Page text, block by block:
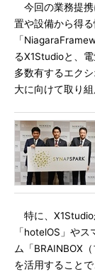
今回の業務提携
置や設備から得
「
るX1Studioと、
多数有するエク
大に向けて取り組
特に、X1Studio
「hotelOS」や
ム「BRAINBOX
を活用すること